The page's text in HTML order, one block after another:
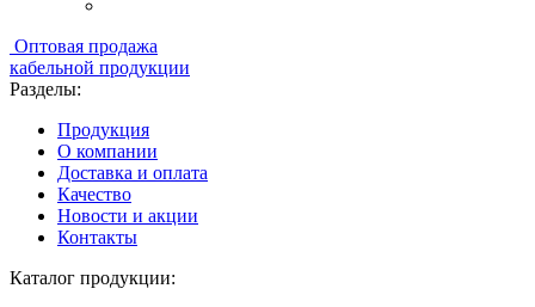
Оптовая продажа
кабельной продукции
Разделы:
Продукция
О компании
Доставка и оплата
Качество
Новости и акции
Контакты
Каталог продукции: